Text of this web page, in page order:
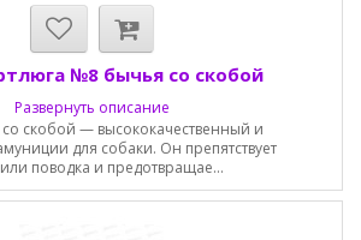
№8 бычья со скобой
Развернуть описание
скобой — высококачественный и
для собаки. Он препятствует
поводка и предотвращае...